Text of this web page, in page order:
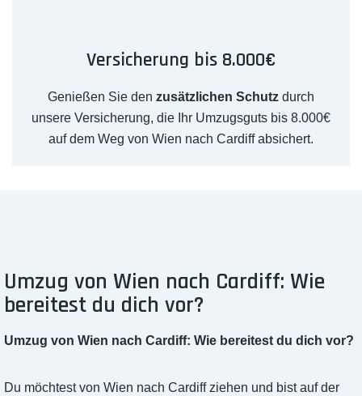
Versicherung bis 8.000€
Genießen Sie den zusätzlichen Schutz durch
unsere Versicherung, die Ihr Umzugsguts bis 8.000€
auf dem Weg von Wien nach Cardiff absichert.
Umzug von Wien nach Cardiff: Wie
bereitest du dich vor?
Umzug von Wien nach Cardiff: Wie bereitest du dich vor?
Du möchtest von Wien nach Cardiff ziehen und bist auf der